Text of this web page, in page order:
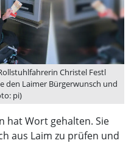
Christel Festl
den Laimer Bürgerwunsch und
pi)
hat Wort gehalten. Sie
aus Laim zu prüfen und